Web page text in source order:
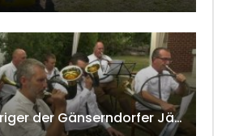
11. Jagdheuriger der Gänserndorfer Jäger 2020 w4tv166